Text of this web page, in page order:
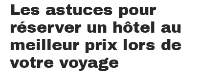
Les astuces pour
réserver un hôtel au
meilleur prix lors de
votre voyage